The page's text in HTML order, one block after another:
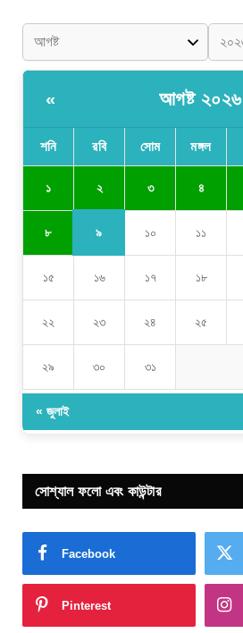
« আগষ্ট ২০২৬
শনি রবি সোম মঙ্গল
১ ২ ৩ ৪
৮ ৯ ১০ ১১
১৫ ১৬ ১৭ ১৮
২২ ২৩ ২৪ ২৫
২৯ ৩০ ৩১
« জুলাই
সোশ্যাল ফলো এবং কাউন্টার
Facebook
Pinterest